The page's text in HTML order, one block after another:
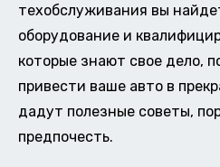
техобслуживания вы
оборудование и
которые знают свое дело,
привести ваше авто в
дадут полезные советы,
предпочесть.